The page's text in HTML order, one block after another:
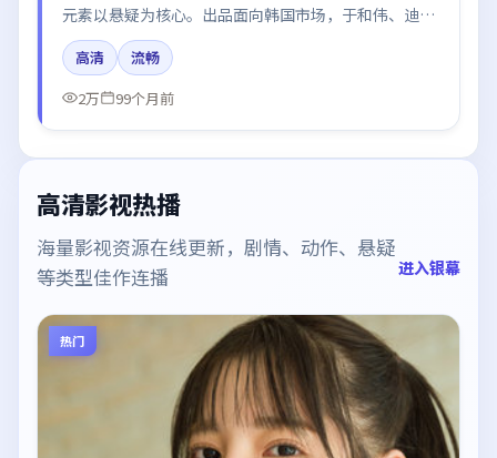
元素以悬疑为核心。出品面向韩国市场，于和伟、迪丽
热巴、白宇、张子枫、段奕宏所饰角色推动关键反转，
结尾留白引发讨论。
高清
流畅
2万
99个月前
高清影视热播
海量影视资源在线更新，剧情、动作、悬疑
等类型佳作连播
进入银幕
热门